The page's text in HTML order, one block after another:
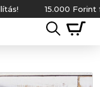
15.000 Forint